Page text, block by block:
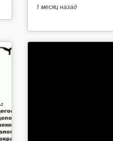
1 месяцназад